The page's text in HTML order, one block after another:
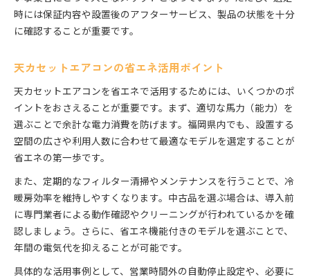
時には保証内容や設置後のアフターサービス、製品の状態を十分
に確認することが重要です。
天カセットエアコンの省エネ活用ポイント
天カセットエアコンを省エネで活用するためには、いくつかのポ
イントをおさえることが重要です。まず、適切な馬力（能力）を
選ぶことで余計な電力消費を防げます。福岡県内でも、設置する
空間の広さや利用人数に合わせて最適なモデルを選定することが
省エネの第一歩です。
また、定期的なフィルター清掃やメンテナンスを行うことで、冷
暖房効率を維持しやすくなります。中古品を選ぶ場合は、導入前
に専門業者による動作確認やクリーニングが行われているかを確
認しましょう。さらに、省エネ機能付きのモデルを選ぶことで、
年間の電気代を抑えることが可能です。
具体的な活用事例として、営業時間外の自動停止設定や、必要に